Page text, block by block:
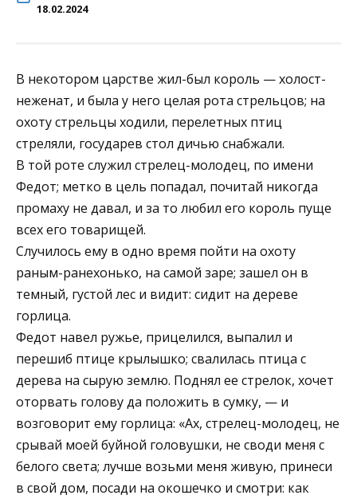
18.02.2024
В некотором царстве жил-был король — холост-
неженат, и была у него целая рота стрельцов; на
охоту стрельцы ходили, перелетных птиц
стреляли, государев стол дичью снабжали.
В той роте служил стрелец-молодец, по имени
Федот; метко в цель попадал, почитай никогда
промаху не давал, и за то любил его король пуще
всех его товарищей.
Случилось ему в одно время пойти на охоту
раным-ранехонько, на самой заре; зашел он в
темный, густой лес и видит: сидит на дереве
горлица.
Федот навел ружье, прицелился, выпалил и
перешиб птице крылышко; свалилась птица с
дерева на сырую землю. Поднял ее стрелок, хочет
оторвать голову да положить в сумку, — и
возговорит ему горлица: «Ах, стрелец-молодец, не
срывай моей буйной головушки, не своди меня с
белого света; лучше возьми меня живую, принеси
в свой дом, посади на окошечко и смотри: как